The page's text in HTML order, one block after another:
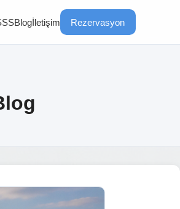
Blogİletişim Rezervasyon